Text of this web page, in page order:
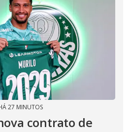
27 MINUTOS
contrato de